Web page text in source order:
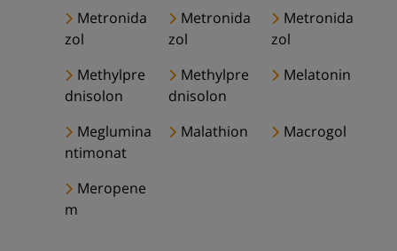
Metronida
zol
Metronida
zol
Metronida
zol
Methylpre
dnisolon
Methylpre
dnisolon
Melatonin
Meglumina
ntimonat
Malathion Macrogol
Meropene
m